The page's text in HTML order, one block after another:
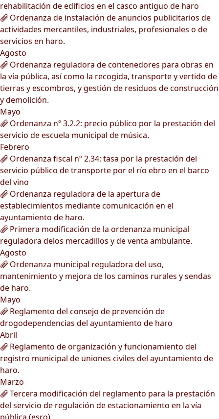
rehabilitación de edificios en el casco antiguo de haro
Ordenanza de instalación de anuncios publicitarios de
actividades mercantiles, industriales, profesionales o de
servicios en haro.
Agosto
Ordenanza reguladora de contenedores para obras en
la vía pública, así como la recogida, transporte y vertido de
tierras y escombros, y gestión de residuos de construcción
y demolición.
Mayo
Ordenanza nº 3.2.2: precio público por la prestación del
servicio de escuela municipal de música.
Febrero
Ordenanza fiscal nº 2.34: tasa por la prestación del
servicio público de transporte por el río ebro en el barco
del vino
Ordenanza reguladora de la apertura de
establecimientos mediante comunicación en el
ayuntamiento de haro.
Primera modificación de la ordenanza municipal
reguladora delos mercadillos y de venta ambulante.
Agosto
Ordenanza municipal reguladora del uso,
mantenimiento y mejora de los caminos rurales y sendas
de haro.
Mayo
Reglamento del consejo de prevención de
drogodependencias del ayuntamiento de haro
Abril
Reglamento de organización y funcionamiento del
registro municipal de uniones civiles del ayuntamiento de
haro.
Marzo
Tercera modificación del reglamento para la prestación
del servicio de regulación de estacionamiento en la vía